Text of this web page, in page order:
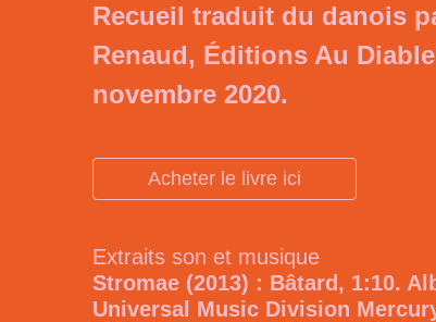
Recueil traduit du danois
Renaud, Éditions Au
novembre 2020.
Acheter le livre ici
Extraits son et musique
Stromae (2013) : Bâtard, 1:10.
Universal Music Division